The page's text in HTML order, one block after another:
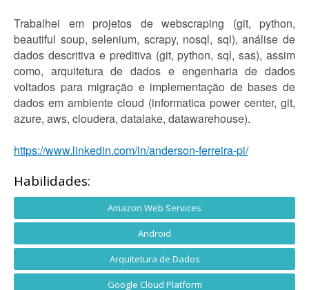
Trabalhei em projetos de webscraping (git, python,
beautiful soup, selenium, scrapy, nosql, sql), análise de
dados descritiva e preditiva (git, python, sql, sas), assim
como, arquitetura de dados e engenharia de dados
voltados para migração e implementação de bases de
dados em ambiente cloud (informatica power center, git,
azure, aws, cloudera, datalake, datawarehouse).
https://www.linkedin.com/in/anderson-ferreira-pi/
Habilidades:
Amazon Web Services
Android
Arquitetura de Dados
Google Cloud Platform